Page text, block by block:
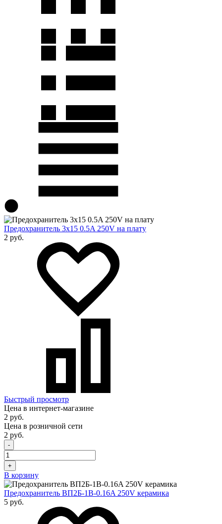
Предохранитель 3x15 0.5A 250V на плату
2 руб.
Быстрый просмотр
Цена в интернет-магазине
2 руб.
Цена в розничной сети
2 руб.
-
+
В корзину
Предохранитель ВП2Б-1В-0.16A 250V керамика
5 руб.